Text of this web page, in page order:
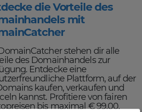
die Vorteile des
mit
stehen dir alle
des Domainhandels zur
Entdecke eine
Plattform, auf der
kaufen, verkaufen und
kannst. Profitiere von fairen
bis maximal € 99,00,